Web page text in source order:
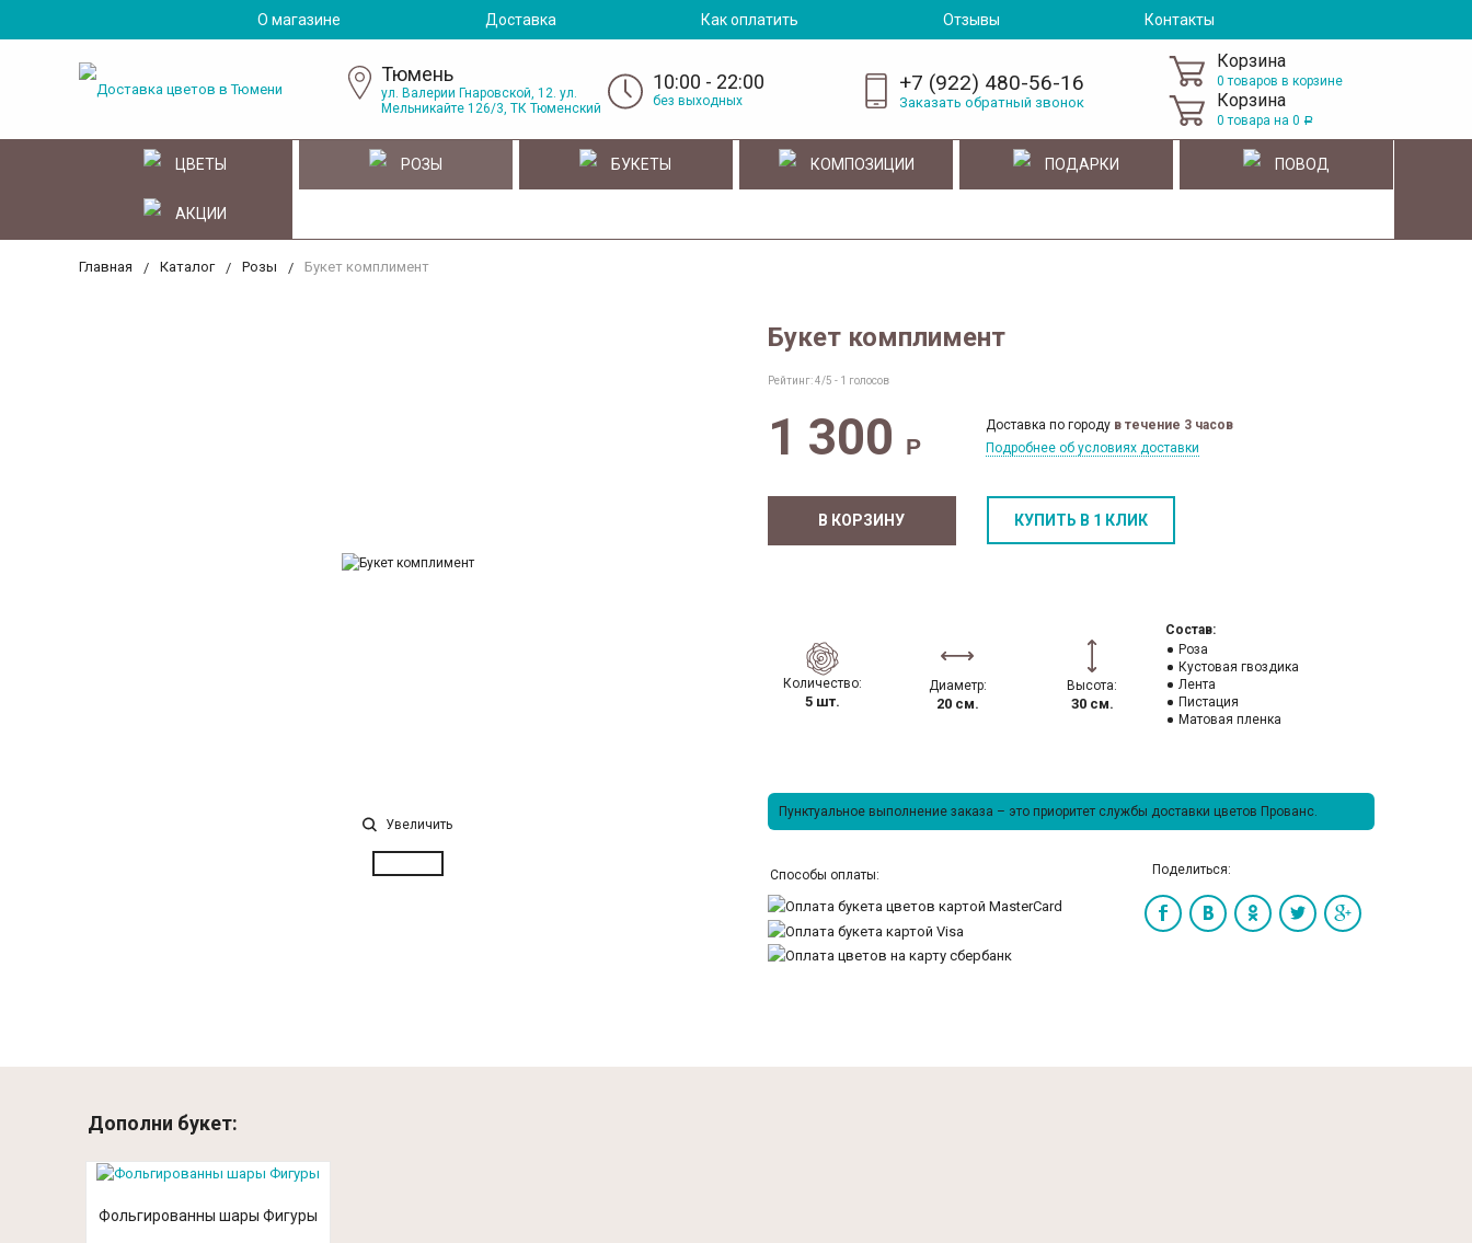
О магазине Доставка Как оплатить Отзывы Контакты
Тюмень
ул. Валерии Гнаровской, 12. ул.
Мельникайте 126/3, ТК Тюменский
10:00 - 22:00
без выходных
+7 (922) 480-56-16
Заказать обратный звонок
Корзина
0 товаров в корзине
Корзина
0 товара на 0 Р
ЦВЕТЫ РОЗЫ БУКЕТЫ КОМПОЗИЦИИ ПОДАРКИ ПОВОД
АКЦИИ
Главная Каталог Розы Букет комплимент
Увеличить
Букет комплимент
Рейтинг:4/5 - 1 голосов
1 300 Р
Доставка по городу в течение 3 часов
Подробнее об условиях доставки
В КОРЗИНУ КУПИТЬ В 1 КЛИК
Количество:
5 шт.
Диаметр:
20 см.
Высота:
30 см.
Состав:
Роза
Кустовая гвоздика
Лента
Пистация
Матовая пленка
Пунктуальное выполнение заказа – это приоритет службы доставки цветов Прованс.
Способы оплаты: Поделиться:
Дополни букет:
Фольгированны шары Фигуры